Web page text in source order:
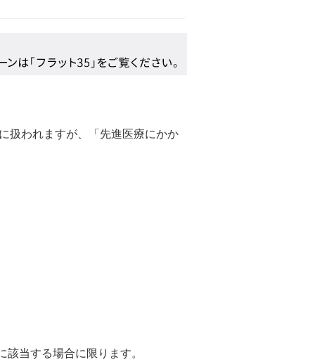
扱われますが、「先進医療にかか
当する場合に限ります。